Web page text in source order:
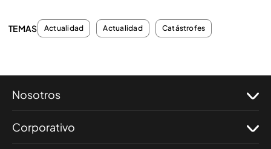
TEMAS Actualidad Actualidad Catástrofes
Nosotros
Corporativo